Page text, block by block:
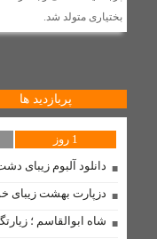
روابط سرد نماینده و
جباری، اختلافات را
بهسازی شبکه در روستای
تعویض ترانسفور ماتور
در شهر» لالی
مذاکره با آمریکا «کار
بختیاری متولد شد.
پربازدید ها
1 روز
دانلود آلبوم زیبای
دزپارت بهشت زیبای
شاه ابوالقاسم ؛